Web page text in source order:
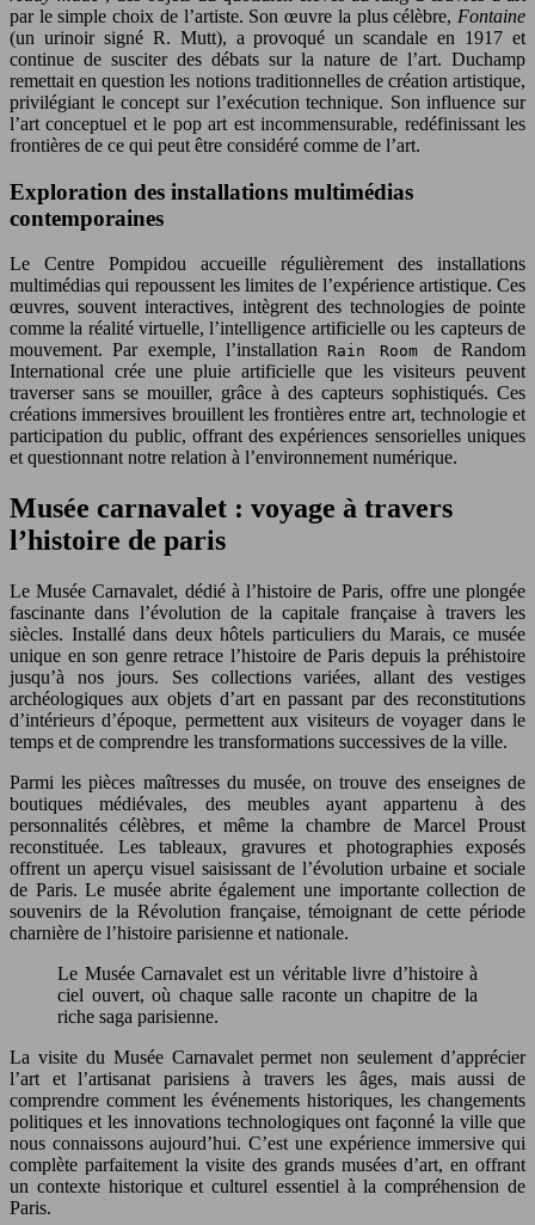
par le simple choix de l’artiste. Son œuvre la plus célèbre, Fontaine
(un urinoir signé R. Mutt), a provoqué un scandale en 1917 et
continue de susciter des débats sur la nature de l’art. Duchamp
remettait en question les notions traditionnelles de création artistique,
privilégiant le concept sur l’exécution technique. Son influence sur
l’art conceptuel et le pop art est incommensurable, redéfinissant les
frontières de ce qui peut être considéré comme de l’art.
Exploration des installations multimédias
contemporaines
Le Centre Pompidou accueille régulièrement des installations
multimédias qui repoussent les limites de l’expérience artistique. Ces
œuvres, souvent interactives, intègrent des technologies de pointe
comme la réalité virtuelle, l’intelligence artificielle ou les capteurs de
mouvement. Par exemple, l’installation
Rain Room de Random
International crée une pluie artificielle que les visiteurs peuvent
traverser sans se mouiller, grâce à des capteurs sophistiqués. Ces
créations immersives brouillent les frontières entre art, technologie et
participation du public, offrant des expériences sensorielles uniques
et questionnant notre relation à l’environnement numérique.
Musée carnavalet : voyage à travers
l’histoire de paris
Le Musée Carnavalet, dédié à l’histoire de Paris, offre une plongée
fascinante dans l’évolution de la capitale française à travers les
siècles. Installé dans deux hôtels particuliers du Marais, ce musée
unique en son genre retrace l’histoire de Paris depuis la préhistoire
jusqu’à nos jours. Ses collections variées, allant des vestiges
archéologiques aux objets d’art en passant par des reconstitutions
d’intérieurs d’époque, permettent aux visiteurs de voyager dans le
temps et de comprendre les transformations successives de la ville.
Parmi les pièces maîtresses du musée, on trouve des enseignes de
boutiques médiévales, des meubles ayant appartenu à des
personnalités célèbres, et même la chambre de Marcel Proust
reconstituée. Les tableaux, gravures et photographies exposés
offrent un aperçu visuel saisissant de l’évolution urbaine et sociale
de Paris. Le musée abrite également une importante collection de
souvenirs de la Révolution française, témoignant de cette période
charnière de l’histoire parisienne et nationale.
Le Musée Carnavalet est un véritable livre d’histoire à
ciel ouvert, où chaque salle raconte un chapitre de la
riche saga parisienne.
La visite du Musée Carnavalet permet non seulement d’apprécier
l’art et l’artisanat parisiens à travers les âges, mais aussi de
comprendre comment les événements historiques, les changements
politiques et les innovations technologiques ont façonné la ville que
nous connaissons aujourd’hui. C’est une expérience immersive qui
complète parfaitement la visite des grands musées d’art, en offrant
un contexte historique et culturel essentiel à la compréhension de
Paris.